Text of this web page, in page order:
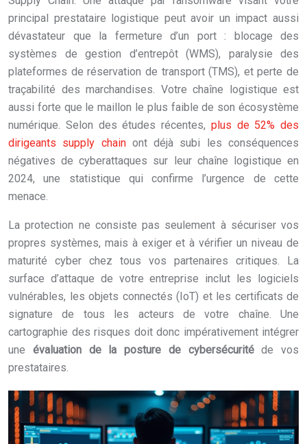
principal prestataire logistique peut avoir un impact aussi
dévastateur que la fermeture d’un port : blocage des
systèmes de gestion d’entrepôt (WMS), paralysie des
plateformes de réservation de transport (TMS), et perte de
traçabilité des marchandises. Votre chaîne logistique est
aussi forte que le maillon le plus faible de son écosystème
numérique. Selon des études récentes, plus de 52% des
dirigeants supply chainont déjà subi les conséquences
négatives de cyberattaques sur leur chaîne logistique en
2024, une statistique qui confirme l’urgence de cette
menace.
La protection ne consiste pas seulement à sécuriser vos
propres systèmes, mais à exiger et à vérifier un niveau de
maturité cyber chez tous vos partenaires critiques. La
surface d’attaque de votre entreprise inclut les logiciels
vulnérables, les objets connectés (IoT) et les certificats de
signature de tous les acteurs de votre chaîne. Une
cartographie des risques doit donc impérativement intégrer
une évaluation de la posture de cybersécuritéde vos
prestataires.